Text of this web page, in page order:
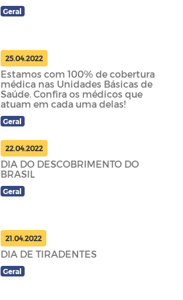
Geral
25.04.2022
Estamos com 100% de cobertura
médica nas Unidades Básicas de
Saúde. Confira os médicos que
atuam em cada uma delas!
Geral
22.04.2022
DIA DO DESCOBRIMENTO DO
BRASIL
Geral
21.04.2022
DIA DE TIRADENTES
Geral